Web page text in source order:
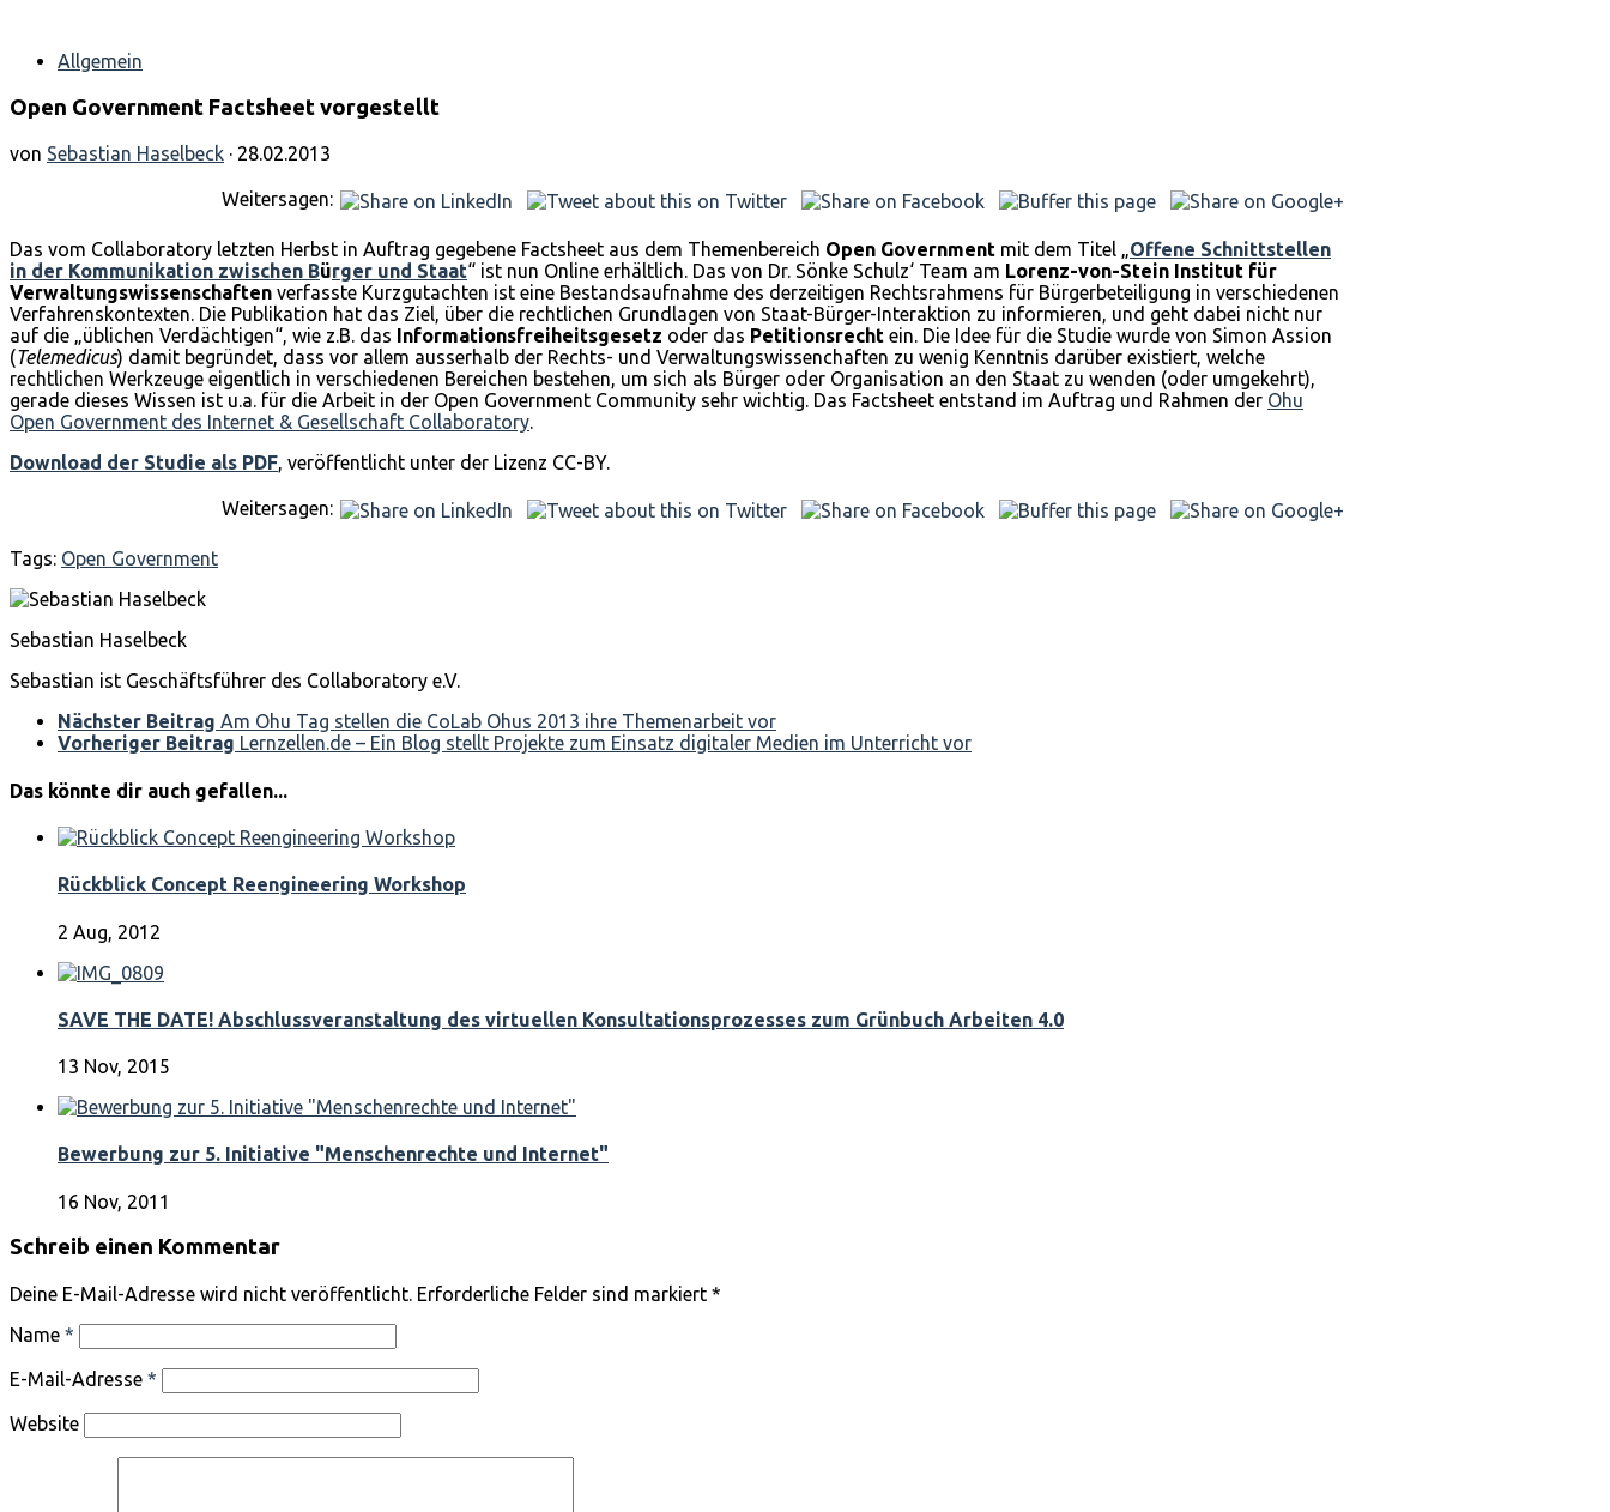
Allgemein
Open Government Factsheet vorgestellt
von Sebastian Haselbeck · 28.02.2013
Weitersagen:
Das vom Collaboratory letzten Herbst in Auftrag gegebene Factsheet aus dem Themenbereich Open Government mit dem Titel „Offene Schnittstellen
in der Kommunikation zwischen Bürger und Staat“ ist nun Online erhältlich. Das von Dr. Sönke Schulz‘ Team am Lorenz-von-Stein Institut für
Verwaltungswissenschaften verfasste Kurzgutachten ist eine Bestandsaufnahme des derzeitigen Rechtsrahmens für Bürgerbeteiligung in verschiedenen
Verfahrenskontexten. Die Publikation hat das Ziel, über die rechtlichen Grundlagen von Staat-Bürger-Interaktion zu informieren, und geht dabei nicht nur
auf die „üblichen Verdächtigen“, wie z.B. das
Informationsfreiheitsgesetz oder das Petitionsrecht ein. Die Idee für die Studie wurde von Simon Assion
(Telemedicus) damit begründet, dass vor allem ausserhalb der Rechts- und Verwaltungswissenchaften zu wenig Kenntnis darüber existiert, welche
rechtlichen Werkzeuge eigentlich in verschiedenen Bereichen bestehen, um sich als Bürger oder Organisation an den Staat zu wenden (oder umgekehrt),
gerade dieses Wissen ist u.a. für die Arbeit in der Open Government Community sehr wichtig. Das Factsheet entstand im Auftrag und Rahmen der Ohu
Open Government des Internet & Gesellschaft Collaboratory.
Download der Studie als PDF, veröffentlicht unter der Lizenz CC-BY.
Weitersagen:
Tags: Open Government
Sebastian Haselbeck
Sebastian ist Geschäftsführer des Collaboratory e.V.
Nächster Beitrag Am Ohu Tag stellen die CoLab Ohus 2013 ihre Themenarbeit vor
Vorheriger Beitrag Lernzellen.de – Ein Blog stellt Projekte zum Einsatz digitaler Medien im Unterricht vor
Das könnte dir auch gefallen...
Rückblick Concept Reengineering Workshop
2 Aug, 2012
SAVE THE DATE! Abschlussveranstaltung des virtuellen Konsultationsprozesses zum Grünbuch Arbeiten 4.0
13 Nov, 2015
Bewerbung zur 5. Initiative "Menschenrechte und Internet"
16 Nov, 2011
Schreib einen Kommentar
Deine E-Mail-Adresse wird nicht veröffentlicht. Erforderliche Felder sind markiert *
Name *
E-Mail-Adresse *
Website